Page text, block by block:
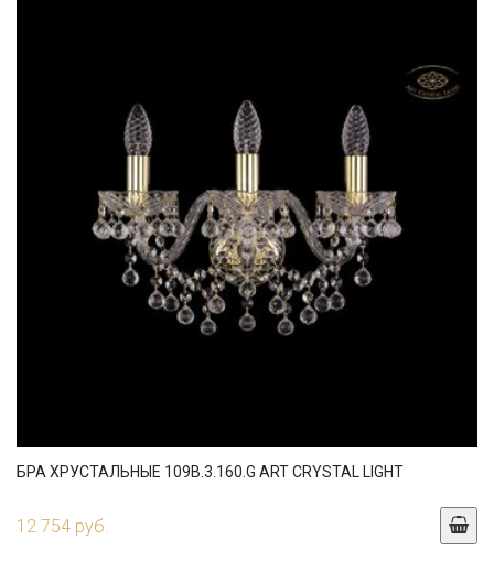
БРА ХРУСТАЛЬНЫЕ 109B.3.160.G ART CRYSTAL LIGHT
12 754 руб.